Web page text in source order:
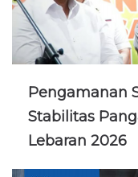
Pengamanan
Stabilitas
Lebaran 2026